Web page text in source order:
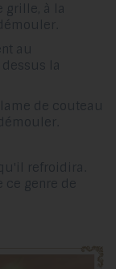
grille, à la
au
la
de couteau
refroidira.
genre de